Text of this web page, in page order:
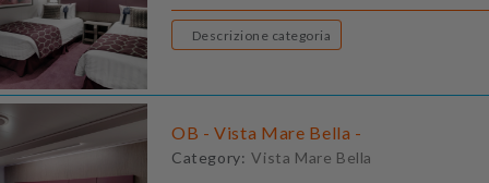
Descrizione categoria
OB - Vista Mare Bella -
Category: Vista Mare Bella